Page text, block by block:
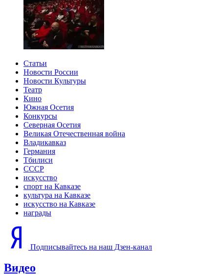
Статьи
Новости России
Новости Культуры
Театр
Кино
Южная Осетия
Конкурсы
Северная Осетия
Великая Отечественная война
Владикавказ
Германия
Тбилиси
СССР
искусство
спорт на Кавказе
культура на Кавказе
искусство на Кавказе
награды
Подписывайтесь на наш Дзен-канал
Видео